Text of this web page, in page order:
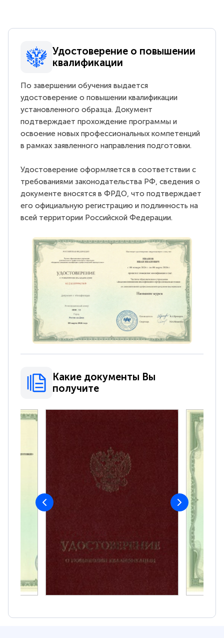
Удостоверение о повышении
квалификации
По завершении обучения выдается
удостоверение о повышении квалификации
установленного образца. Документ
подтверждает прохождение программы и
освоение новых профессиональных компетенций
в рамках заявленного направления подготовки.
Удостоверение оформляется в соответствии с
требованиями законодательства РФ, сведения о
документе вносятся в ФРДО, что подтверждает
его официальную регистрацию и подлинность на
всей территории Российской Федерации.
Какие документы Вы
получите